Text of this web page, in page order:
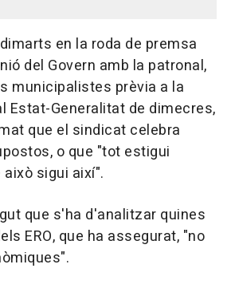
en la roda de premsa
del Govern amb la patronal,
municipalistes prèvia a la
Estat-Generalitat de dimecres,
que el sindicat celebra
o que "tot estigui
sigui així".
que s'ha d'analitzar quines
ERO, que ha assegurat, "no